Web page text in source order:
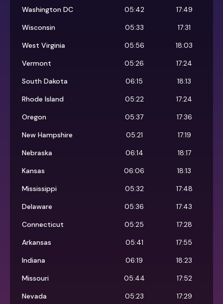
Washington DC
05:42
17:49
Wisconsin
05:33
17:31
West Virginia
05:56
18:03
Vermont
05:26
17:24
South Dakota
06:15
18:13
Rhode Island
05:22
17:24
Oregon
05:37
17:36
New Hampshire
05:21
17:19
Nebraska
06:14
18:17
Kansas
06:06
18:13
Mississippi
05:32
17:48
Delaware
05:36
17:43
Connecticut
05:25
17:28
Arkansas
05:41
17:55
Indiana
06:19
18:23
Missouri
05:44
17:52
Nevada
05:23
17:29